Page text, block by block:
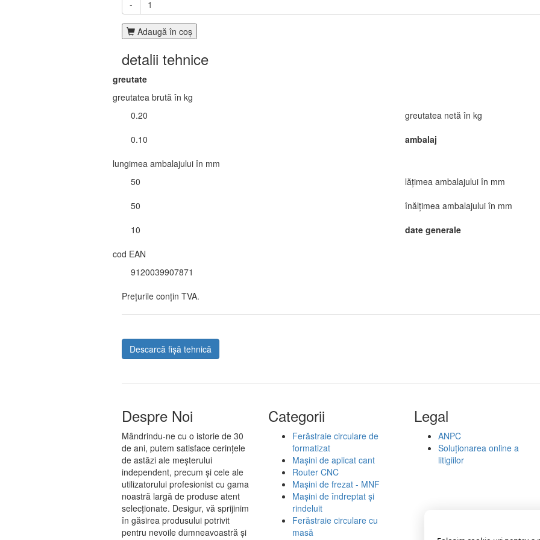
-
Adaugă în coş
detalii tehnice
greutate
greutatea brută în kg
0.20
greutatea netă în kg
0.10
ambalaj
lungimea ambalajului în mm
50
lățimea ambalajului în mm
50
înălțimea ambalajului în mm
10
date generale
cod EAN
9120039907871
Prețurile conțin TVA.
Descarcă fișă tehnică
Despre Noi
Mândrindu-ne cu o istorie de 30
de ani, putem satisface cerințele
de astăzi ale meșterului
independent, precum și cele ale
utilizatorului profesionist cu gama
noastră largă de produse atent
selecționate. Desigur, vă sprijinim
în găsirea produsului potrivit
pentru nevoile dumneavoastră și
Categorii
Ferăstraie circulare de
formatizat
Mașini de aplicat cant
Router CNC
Mașini de frezat - MNF
Mașini de îndreptat și
rindeluit
Ferăstraie circulare cu
masă
Legal
ANPC
Soluționarea online a
litigiilor